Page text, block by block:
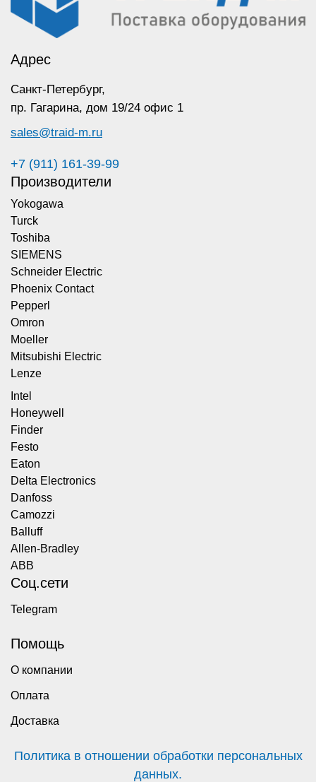
Адрес
Санкт-Петербург,
пр. Гагарина, дом 19/24 офис 1
sales@traid-m.ru
+7 (911) 161-39-99
Производители
Yokogawa
Turck
Toshiba
SIEMENS
Schneider Electric
Phoenix Contact
Pepperl
Omron
Moeller
Mitsubishi Electric
Lenze
Intel
Honeywell
Finder
Festo
Eaton
Delta Electronics
Danfoss
Camozzi
Balluff
Allen-Bradley
ABB
Соц.сети
Telegram
Помощь
О компании
Оплата
Доставка
Политика в отношении обработки персональных
данных.